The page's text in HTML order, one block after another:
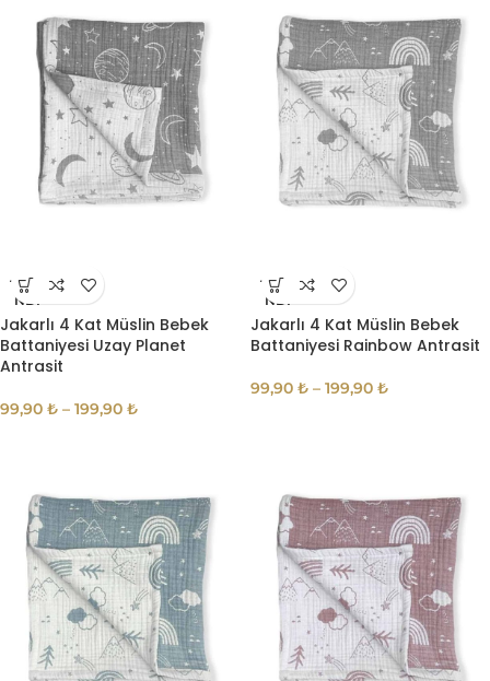
TÜKE
NDI
Jakarlı 4 Kat Müslin Bebek
Battaniyesi Uzay Planet
Antrasit
99,90 ₺ – 199,90 ₺
TÜKE
NDI
Jakarlı 4 Kat Müslin Bebek
Battaniyesi Rainbow Antrasit
99,90 ₺ – 199,90 ₺